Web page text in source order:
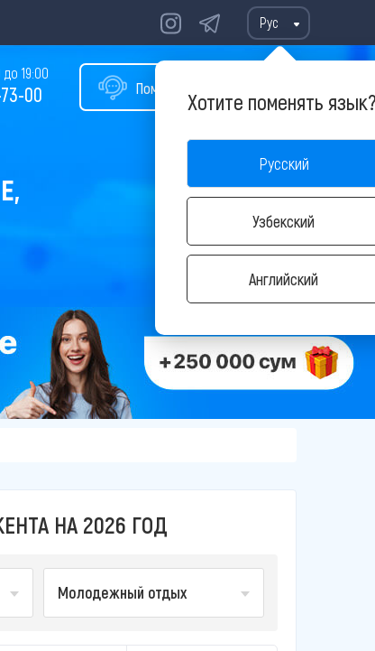
Рус
Хотите поменять
Русский
Узбекский
Английский
Помощь в подборе тура
19:00
00
НА 2026 ГОД
Молодежный отдых